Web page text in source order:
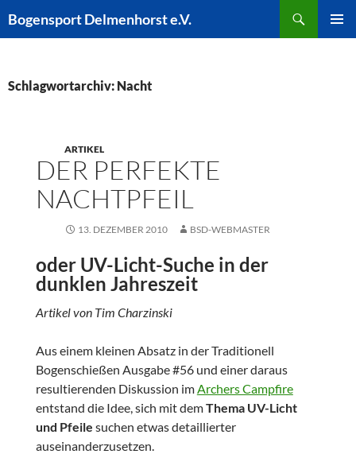
Inhalt
Bogensport Delmenhorst e.V.
Schlagwortarchiv: Nacht
ARTIKEL
DER PERFEKTE
NACHTPFEIL
13. DEZEMBER 2010 BSD-WEBMASTER
oder UV-Licht-Suche in der
dunklen Jahreszeit
Artikel von Tim Charzinski
Aus einem kleinen Absatz in der Traditionell
Bogenschießen Ausgabe #56 und einer daraus
resultierenden Diskussion imArchers Campfire
entstand die Idee, sich mit demThema UV-Licht
und Pfeile suchen etwas detaillierter
auseinanderzusetzen.